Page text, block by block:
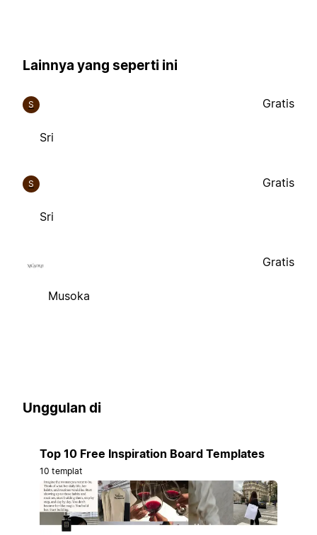
Lainnya yang seperti ini
S
Sri
Gratis
S
Sri
Gratis
Musoka
Gratis
Unggulan di
Top 10 Free Inspiration Board Templates
10 templat